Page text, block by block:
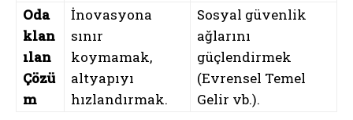
Oda
klan
ılan
Çözü
m
İnovasyona
sınır
koymamak,
altyapıyı
hızlandırmak.
Sosyal güvenlik
ağlarını
güçlendirmek
(Evrensel Temel
Gelir vb.).